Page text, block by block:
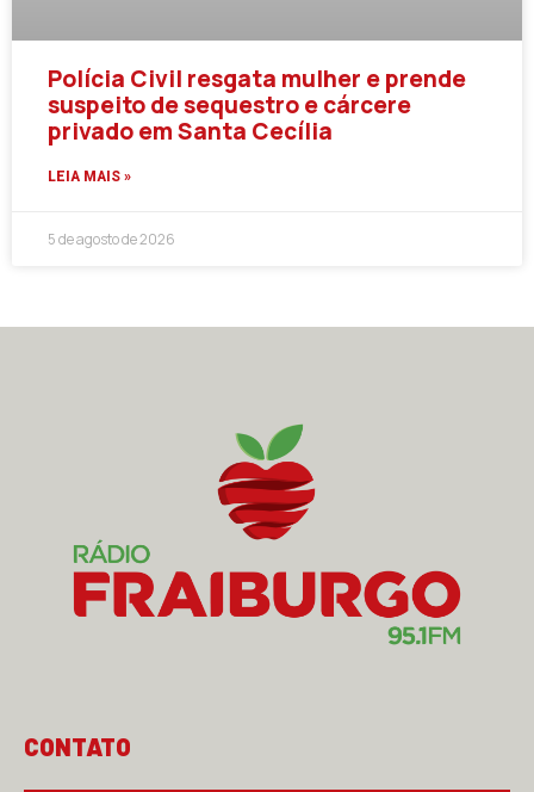
Polícia Civil resgata mulher e prende
suspeito de sequestro e cárcere
privado em Santa Cecília
LEIA MAIS »
5 de agosto de 2026
CONTATO